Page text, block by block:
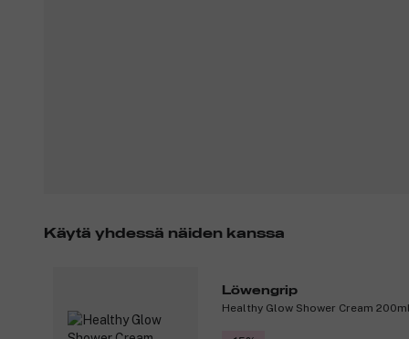
Käytä yhdessä näiden kanssa
Löwengrip
Healthy Glow Shower Cream 200ml